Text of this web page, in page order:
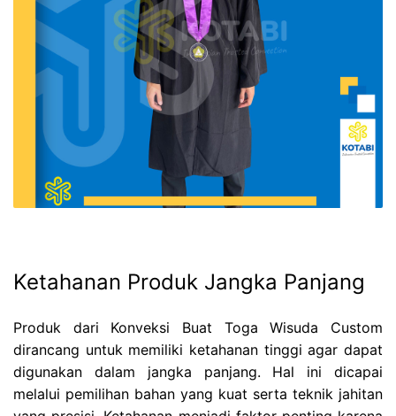
Ketahanan Produk Jangka Panjang
Produk dari Konveksi Buat Toga Wisuda Custom
dirancang untuk memiliki ketahanan tinggi agar dapat
digunakan dalam jangka panjang. Hal ini dicapai
melalui pemilihan bahan yang kuat serta teknik jahitan